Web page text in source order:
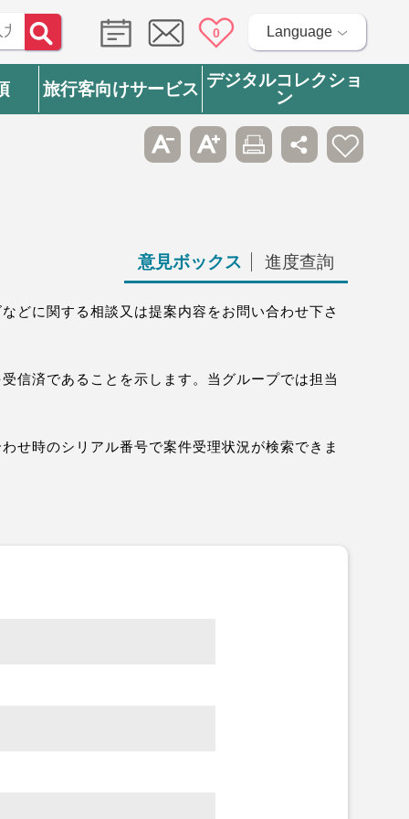
0 Language
旅行客向けサービス デジタルコレクショ
ン
意見ボックス 進度查詢
どに関する相談又は提案内容をお問い合わせ下さ
信済であることを示します。当グループでは担当
せ時のシリアル番号で案件受理状況が検索できま